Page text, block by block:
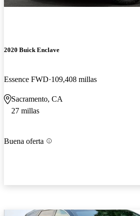
2020 Buick Enclave
Essence FWD 109,408 millas
Sacramento, CA
27 millas
Buena oferta